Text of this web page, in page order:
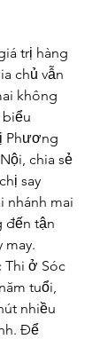
trị hàng
chủ vẫn
không
biểu
Phương
chia sẻ
say
nhánh mai
đến tận
may.
Thi ở Sóc
tuổi,
nhiều
Để